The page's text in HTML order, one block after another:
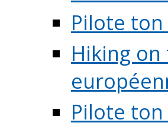
Pilote
Hiking
Pilote